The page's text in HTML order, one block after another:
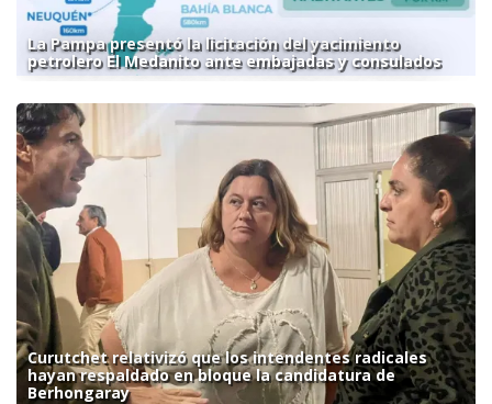
La Pampa presentó la licitación del yacimiento
petrolero El Medanito ante embajadas y consulados
Curutchet relativizó que los intendentes radicales
hayan respaldado en bloque la candidatura de
Berhongaray